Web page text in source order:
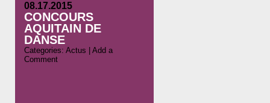
08.17.2015
CONCOURS
AQUITAIN DE
DANSE
Categories: Actus
Add a
Comment